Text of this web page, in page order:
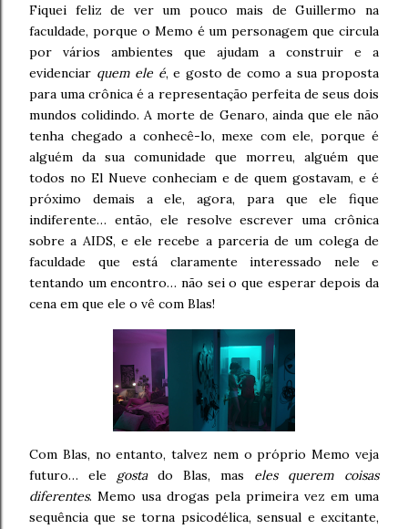
Fiquei feliz de ver um pouco mais de Guillermo na
faculdade, porque o Memo é um personagem que circula
por vários ambientes que ajudam a construir e a
evidenciar quem ele é, e gosto de como a sua proposta
para uma crônica é a representação perfeita de seus dois
mundos colidindo. A morte de Genaro, ainda que ele não
tenha chegado a conhecê-lo, mexe com ele, porque é
alguém da sua comunidade que morreu, alguém que
todos no El Nueve conheciam e de quem gostavam, e é
próximo demais a ele, agora, para que ele fique
indiferente… então, ele resolve escrever uma crônica
sobre a AIDS, e ele recebe a parceria de um colega de
faculdade que está claramente interessado nele e
tentando um encontro… não sei o que esperar depois da
cena em que ele o vê com Blas!
Com Blas, no entanto, talvez nem o próprio Memo veja
futuro… ele gostado Blas, mas eles querem coisas
diferentes. Memo usa drogas pela primeira vez em uma
sequência que se torna psicodélica, sensual e excitante,